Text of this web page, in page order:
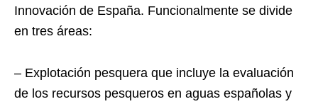
Innovación de España. Funcionalmente se divide
en tres áreas:
– Explotación pesquera que incluye la evaluación
de los recursos pesqueros en aguas españolas y